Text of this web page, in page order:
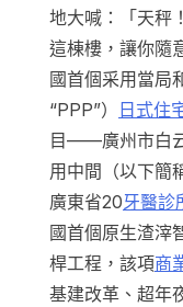
地大喊：「天秤
這棟樓，讓你隨
國首個采用當局
“PPP”）
日式住
目——廣州市白
用中間（以下簡
廣東省20牙醫診
國首個原生渣滓
桿工程，該項商
基建改革、超年